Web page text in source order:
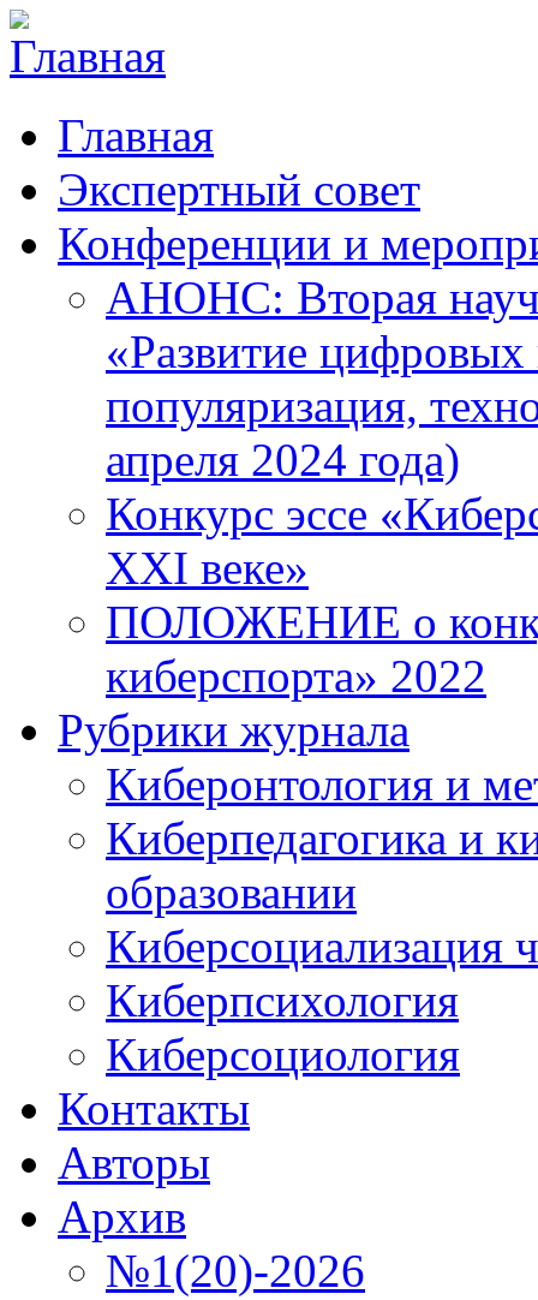
Главная
Экспертный совет
Конференции и
АНОНС: Вторая
«Развитие цифровых
популяризация,
апреля 2024 года)
Конкурс эссе
XXI веке»
ПОЛОЖЕНИЕ о
киберспорта» 2022
Рубрики журнала
Киберонтология и
Киберпедагогика и
образовании
Киберсоциализация
Киберпсихология
Киберсоциология
Контакты
Авторы
Архив
№1(20)-2026